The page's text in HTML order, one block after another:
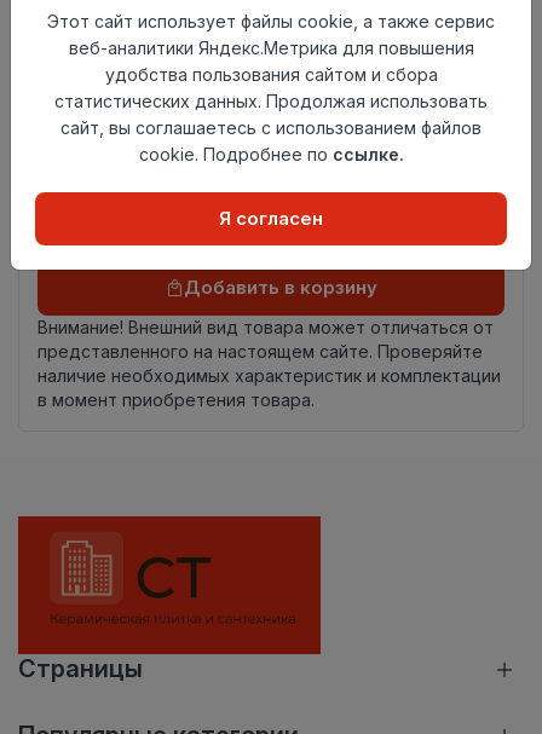
Размер
600x300мм
до +27 градусов
укладки
Замковый метод
4-х сторонняя фаска
происхождения
Осталось5 упак
Добавить в корзину
Внимание! Внешний вид товара может отличаться от
представленного на настоящем сайте. Проверяйте
наличие необходимых характеристик и комплектации
в момент приобретения товара.
Страницы
Этот сайт использует файлы cookie, а также сервис
веб-аналитики Яндекс.Метрика для повышения
удобства пользования сайтом и сбора
статистических данных. Продолжая использовать
сайт, вы соглашаетесь с использованием файлов
cookie. Подробнее по ссылке.
Я согласен